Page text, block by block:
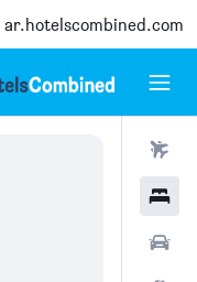
ar.hotelscombined.com